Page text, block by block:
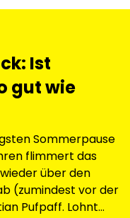
Ist
gut wie
Sommerpause
flimmert das
über den
(zumindest vor der
Pufpaff. Lohnt